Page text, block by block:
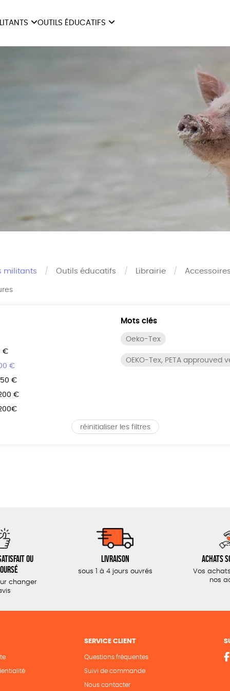
OUTILS ÉDUCATIFS
militants Outils éducatifs Librairie
€
€
€
€
Mots clés
Oeko-Tex
OEKO-Tex, PETA approuved
réinitialiser les filtres
ou
changer
Livraison
sous 1 à 4 jours ouvrés
Achats
Vos
nos
SERVICE CLIENT
Questions fréquentes
Suivi de commande
Nous contacter